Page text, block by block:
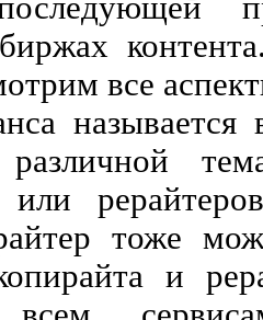
все
называется
или
тоже
и